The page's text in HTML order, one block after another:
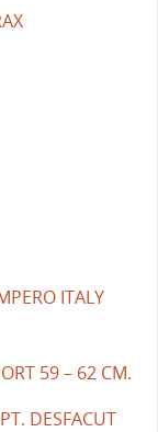
ITALY
59 – 62 CM.
DESFACUT